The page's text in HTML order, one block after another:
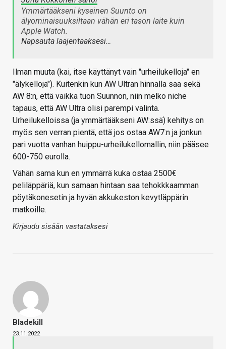
Ymmärtääkseni kyseinen Suunto on
älyominaisuuksiltaan vähän eri tason laite kuin
Apple Watch.
Napsauta laajentaaksesi…
Ilman muuta (kai, itse käyttänyt vain "urheilukelloja" en
"älykelloja"). Kuitenkin kun AW Ultran hinnalla saa sekä
AW 8:n, että vaikka tuon Suunnon, niin melko niche
tapaus, että AW Ultra olisi parempi valinta.
Urheilukelloissa (ja ymmärtääkseni AW:ssä) kehitys on
myös sen verran pientä, että jos ostaa AW7:n ja jonkun
pari vuotta vanhan huippu-urheilukellomallin, niin pääsee
600-750 eurolla.
Vähän sama kun en ymmärrä kuka ostaa 2500€
peliläppäriä, kun samaan hintaan saa tehokkkaamman
pöytäkonesetin ja hyvän akkukeston kevytläppärin
matkoille.
Kirjaudu sisään vastataksesi
Bladekill
23.11.2022